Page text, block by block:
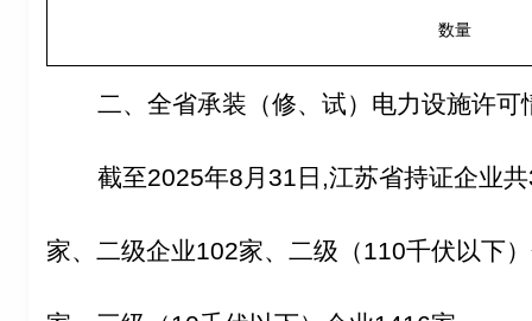
数量
二、全省承装（修、试）电力设施许可
截至2025年8月31日,江苏省持证企业
家、二级企业102家、二级（110千伏以下